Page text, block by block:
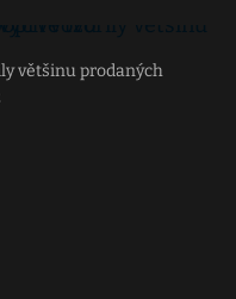
většinu prodaných